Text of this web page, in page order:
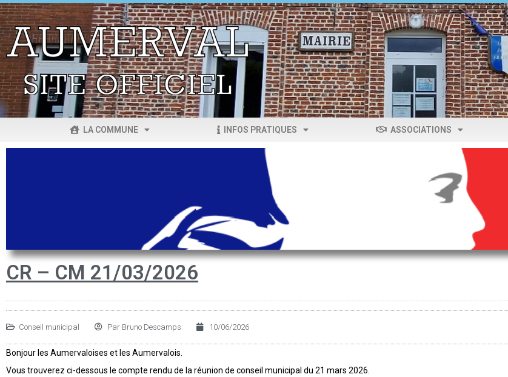
LA COMMUNE INFOS PRATIQUES ASSOCIATIONS
CR – CM 21/03/2026
Conseil municipal Par Bruno Descamps 10/06/2026
Bonjour les Aumervaloises et les Aumervalois.
Vous trouverez ci-dessous le compte rendu de la réunion de conseil municipal du 21 mars 2026.